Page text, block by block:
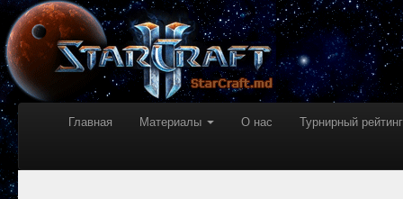
Главная Материалы О нас Турнирный рейтинг